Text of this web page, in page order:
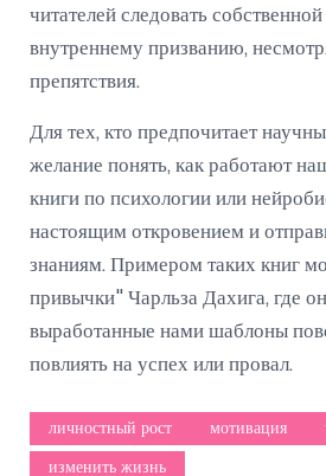
читателей следовать
внутреннему призванию,
препятствия.
Для тех, кто предпочитает
желание понять, как работают
книги по психологии или
настоящим откровением и
знаниям. Примером таких книг
привычки" Чарльза Дахига, где
выработанные нами шаблоны
повлиять на успех или провал.
личностный рост мотивация
изменить жизнь